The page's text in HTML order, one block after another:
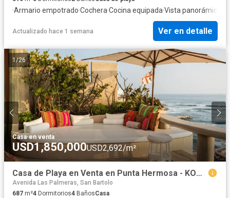
·Armario empotrado·Cochera·Cocina equipada·Vista panorámica
Actualizado hace 1 semana Ver en detalle
1 /26
Casa·en venta
USD1,850,000USD2,692/m²
Casa de Playa en Venta en Punta Hermosa - KONTIKI
Avenida Las Palmeras, San Bartolo
687 m²4 Dormitorios4 BañosCasa